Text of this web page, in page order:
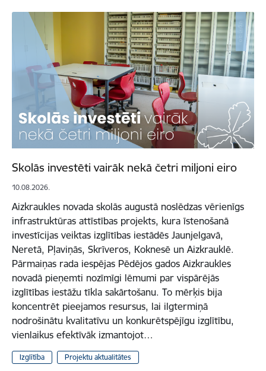
Skolās investēti vairāk nekā četri miljoni eiro
10.08.2026.
Aizkraukles novada skolās augustā noslēdzas vērienīgs
infrastruktūras attīstības projekts, kura īstenošanā
investīcijas veiktas izglītības iestādēs Jaunjelgavā,
Neretā, Pļaviņās, Skrīveros, Koknesē un Aizkrauklē.
Pārmaiņas rada iespējas Pēdējos gados Aizkraukles
novadā pieņemti nozīmīgi lēmumi par vispārējās
izglītības iestāžu tīkla sakārtošanu. To mērķis bija
koncentrēt pieejamos resursus, lai ilgtermiņā
nodrošinātu kvalitatīvu un konkurētspējīgu izglītību,
vienlaikus efektīvāk izmantojot…
Izglītība Projektu aktualitātes